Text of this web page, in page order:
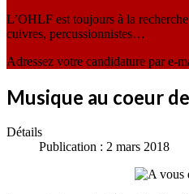
L’OHLF est toujours à la
cuivres, percussionnistes…
Adressez votre candidature par e-
Musique au coeur
Détails
Publication : 2 mars 2018